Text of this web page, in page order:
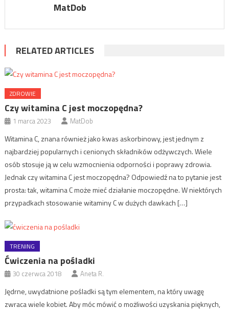
MatDob
RELATED ARTICLES
ZDROWIE
Czy witamina C jest moczopędna?
1 marca 2023 MatDob
Witamina C, znana również jako kwas askorbinowy, jest jednym z
najbardziej popularnych i cenionych składników odżywczych. Wiele
osób stosuje ją w celu wzmocnienia odporności i poprawy zdrowia.
Jednak czy witamina C jest moczopędna? Odpowiedź na to pytanie jest
prosta: tak, witamina C może mieć działanie moczopędne. W niektórych
przypadkach stosowanie witaminy C w dużych dawkach […]
TRENING
Ćwiczenia na pośladki
30 czerwca 2018 Aneta R.
Jędrne, uwydatnione pośladki są tym elementem, na który uwagę
zwraca wiele kobiet. Aby móc mówić o możliwości uzyskania pięknych,